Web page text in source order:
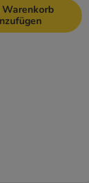
Warenkorb